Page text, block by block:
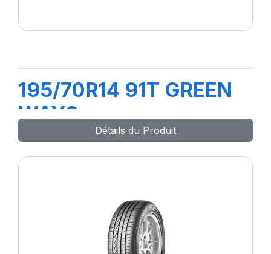
195/70R14 91T GREEN
WAYS
Détails du Produit